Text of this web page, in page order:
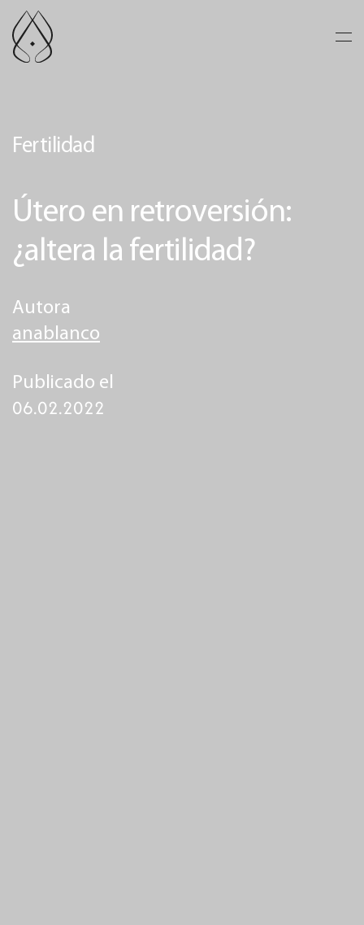
Ir al contenido principal
Fertilidad
Útero en retroversión:
¿altera la fertilidad?
Autora
anablanco
Publicado el
06.02.2022